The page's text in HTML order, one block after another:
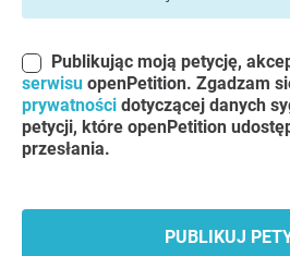
Publikując moją petycję,
serwisu openPetition. Zgadzam
prywatności dotyczącej danych
petycji, które openPetition
przesłania.
PUBLIKUJ